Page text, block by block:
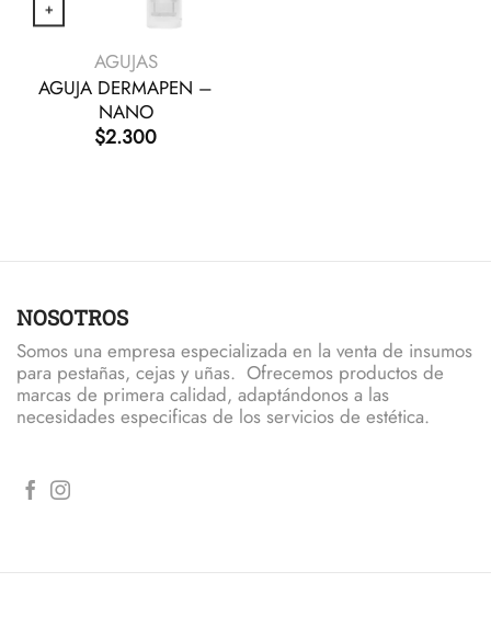
+
VISTA RÁPIDA
AGUJAS
AGUJA DERMAPEN –
NANO
$2.300
NOSOTROS
Somos una empresa especializada en la venta de insumos
para pestañas, cejas y uñas. Ofrecemos productos de
marcas de primera calidad, adaptándonos a las
necesidades especificas de los servicios de estética.